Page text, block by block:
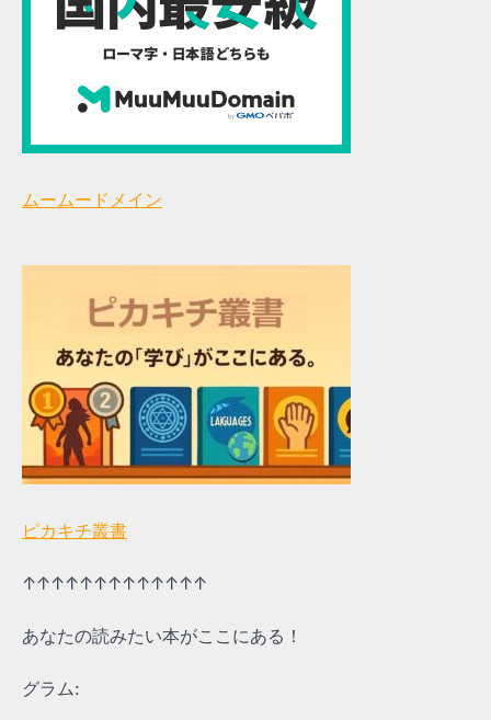
ムームードメイン
ピカキチ叢書
↑↑↑↑↑↑↑↑↑↑↑↑↑
あなたの読みたい本がここにある！
グラム: